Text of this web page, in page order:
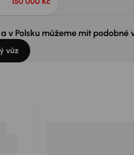
v Polsku můžeme mít podobné
vůz